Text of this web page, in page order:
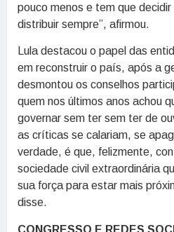
pouco menos e tem que
distribuir sempre”, afirmou.
Lula destacou o papel das
em reconstruir o país, após a
desmontou os conselhos
quem nos últimos anos achou
governar sem ter sem ter de
as críticas se calariam, se
verdade, é que, felizmente,
sociedade civil extraordinária
sua força para estar mais
disse.
CONGRESSO E REDES